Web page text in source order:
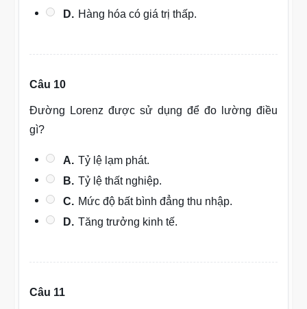
D. Hàng hóa có giá trị thấp.
Câu 10
Đường Lorenz được sử dụng để đo lường điều
gì?
A. Tỷ lệ lạm phát.
B. Tỷ lệ thất nghiệp.
C. Mức độ bất bình đẳng thu nhập.
D. Tăng trưởng kinh tế.
Câu 11